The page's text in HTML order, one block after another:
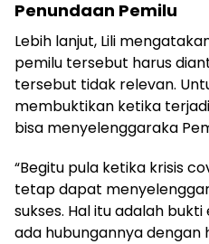
Penundaan Pemilu
Lebih lanjut, Lili
pemilu tersebut harus
tersebut tidak relevan.
membuktikan ketika
bisa menyelenggaraka
“Begitu pula ketika krisis
tetap dapat
sukses. Hal itu adalah
ada hubungannya dengan